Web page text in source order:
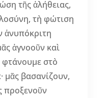
τῆς ἀλήθειας,
τὴ φώτιση
ἀνυπόκριτη
ἀγνοοῦν καὶ
φτάνουμε στὸ
μᾶς βασανίζουν,
προξενοῦν